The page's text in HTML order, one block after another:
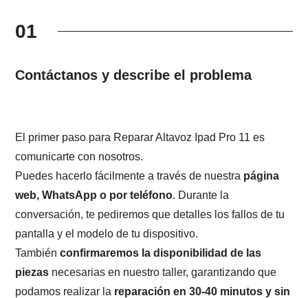
01
Contáctanos y describe el problema
El primer paso para Reparar Altavoz Ipad Pro 11 es
comunicarte con nosotros.
Puedes hacerlo fácilmente a través de nuestra página
web, WhatsApp o por teléfono. Durante la
conversación, te pediremos que detalles los fallos de tu
pantalla y el modelo de tu dispositivo.
Tambiénconfirmaremos la disponibilidad de las
piezas necesarias en nuestro taller, garantizando que
podamos realizar la reparación en 30-40 minutos y sin